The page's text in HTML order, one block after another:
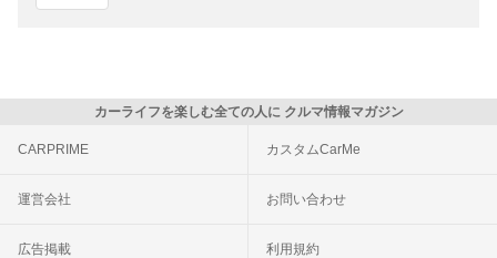
カーライフを楽しむ全ての人に クルマ情報マガジン
CARPRIME カスタムCarMe
運営会社 お問い合わせ
広告掲載 利用規約